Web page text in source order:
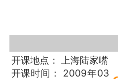
开课地点： 上海陆家嘴
开课时间： 2009年03